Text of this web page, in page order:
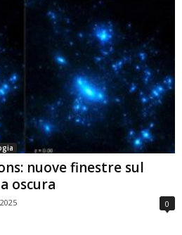
nuove finestre sul
oscura
0